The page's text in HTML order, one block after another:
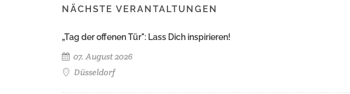
NÄCHSTE VERANTALTUNGEN
„Tag der offenen Tür": Lass Dich inspirieren!
07. August 2026
Düsseldorf